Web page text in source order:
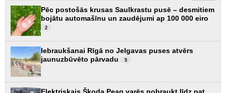
Pēc postošās krusas Saulkrastu pusē – desmitiem
bojātu automašīnu un zaudējumi ap 100 000 eiro
2
Iebraukšanai Rīgā no Jelgavas puses atvērs
jaunuzbūvēto pārvadu
5
Elektriskais Škoda Peaq varēs nobraukt līdz pat